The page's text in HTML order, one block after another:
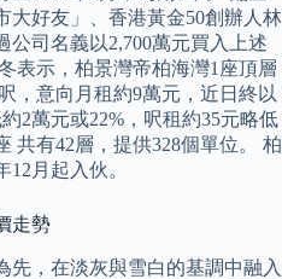
大好友」、香港黃金50創辦人林
公司名義以2,700萬元買入上述
表示，柏景灣帝柏海灣1座頂層
，意向月租約9萬元，近日終以
2萬元或22%，呎租約35元略低
共有42層，提供328個單位。 柏
12月起入伙。
走勢
先，在淡灰與雪白的基調中融入